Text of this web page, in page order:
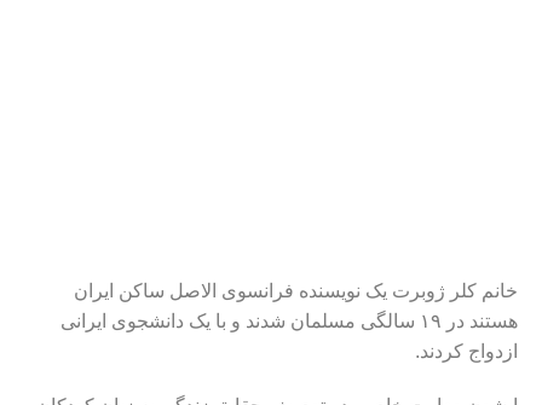
خانم کلر ژوبرت یک نویسنده فرانسوی الاصل ساکن ایران
هستند در ۱۹ سالگی مسلمان شدند و با یک دانشجوی ایرانی
ازدواج کردند.